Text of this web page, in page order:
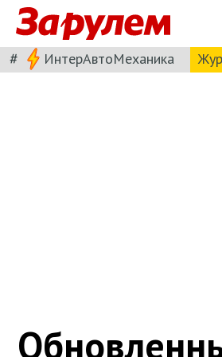
# ИнтерАвтоМеханика